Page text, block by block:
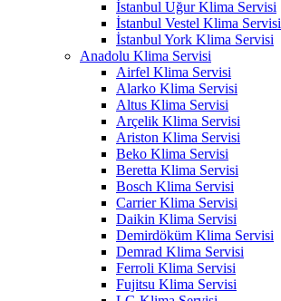
İstanbul Uğur Klima Servisi
İstanbul Vestel Klima Servisi
İstanbul York Klima Servisi
Anadolu Klima Servisi
Airfel Klima Servisi
Alarko Klima Servisi
Altus Klima Servisi
Arçelik Klima Servisi
Ariston Klima Servisi
Beko Klima Servisi
Beretta Klima Servisi
Bosch Klima Servisi
Carrier Klima Servisi
Daikin Klima Servisi
Demirdöküm Klima Servisi
Demrad Klima Servisi
Ferroli Klima Servisi
Fujitsu Klima Servisi